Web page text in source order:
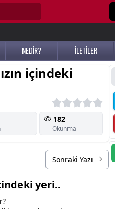
NEDİR? İLETİLER
içindeki
182
Okunma
Sonraki Yazı
yeri..